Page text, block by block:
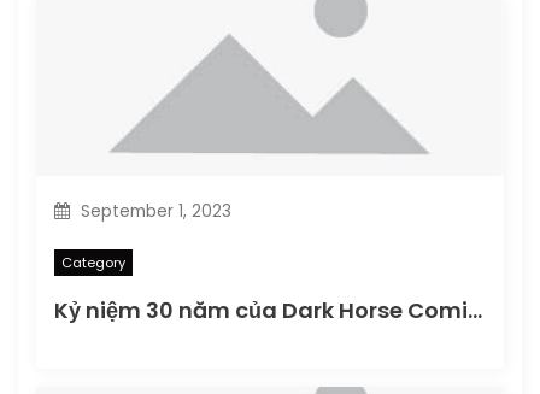
September 1, 2023
Category
Kỷ niệm 30 năm của Dark Horse Comics vào Dark Horse Day 2016